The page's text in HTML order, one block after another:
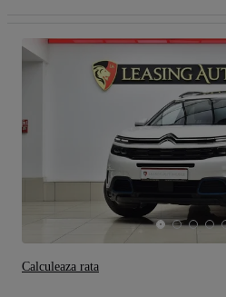
Calculeaza rata